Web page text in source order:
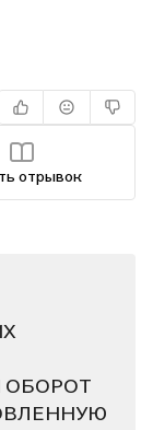
отрывок
ОБОРОТ